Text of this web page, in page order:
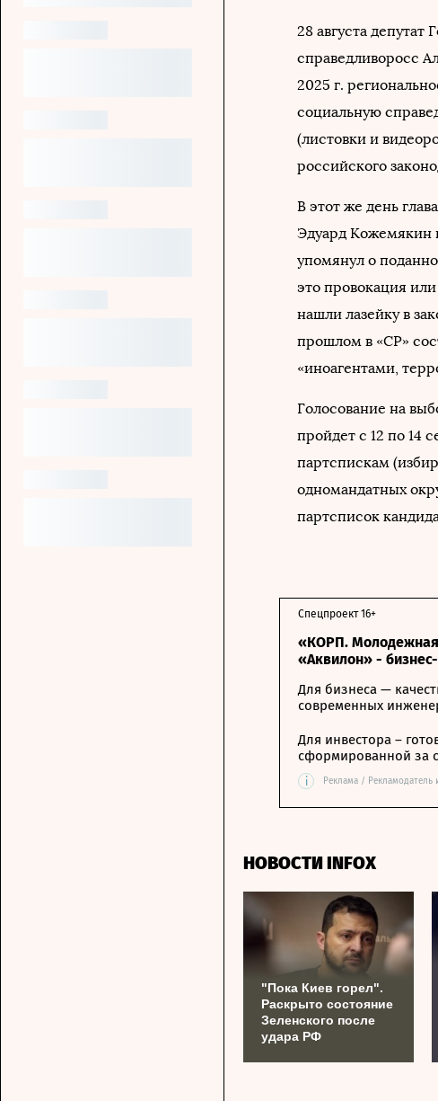
28 августа
справедливоросс
2025 г.
социальную
(листовки и
российского
В этот же день
Эдуард Кожемякин
упомянул о
это провокация
нашли лазейку в
прошлом в «СР»
«иноагентами,
Голосование на
пройдет с 12 по 14
партспискам
одномандатных
партсписок
«КОРП.
«Аквилон» -
Спецпроект 16+
Для бизнеса —
современных
Для инвестора –
сформированной за
i Реклама /
НОВОСТИ INFOX
"Пока Киев горел".
Раскрыто состояние
Зеленского после
удара РФ